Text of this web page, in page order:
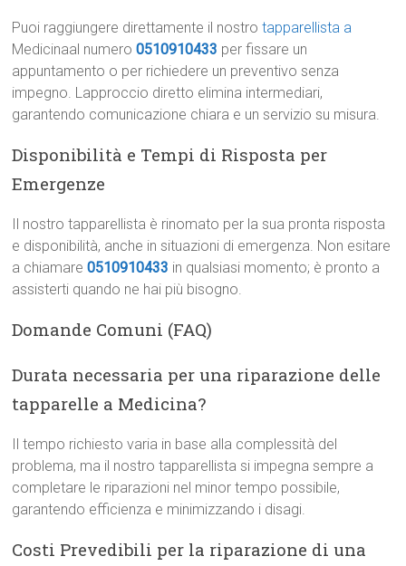
Puoi raggiungere direttamente il nostrotapparellista a
Medicinaal numero0510910433 per fissare un
appuntamento o per richiedere un preventivo senza
impegno. Lapproccio diretto elimina intermediari,
garantendo comunicazione chiara e un servizio su misura.
Disponibilità e Tempi di Risposta per
Emergenze
Il nostro tapparellista è rinomato per la sua pronta risposta
e disponibilità, anche in situazioni di emergenza. Non esitare
a chiamare0510910433 in qualsiasi momento; è pronto a
assisterti quando ne hai più bisogno.
Domande Comuni (FAQ)
Durata necessaria per una riparazione delle
tapparelle a Medicina?
Il tempo richiesto varia in base alla complessità del
problema, ma il nostro tapparellista si impegna sempre a
completare le riparazioni nel minor tempo possibile,
garantendo efficienza e minimizzando i disagi.
Costi Prevedibili per la riparazione di una